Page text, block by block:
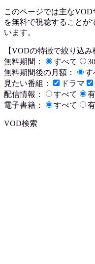
このページでは主なVOD
を無料で視聴することが
います。
【VODの特徴で絞り込み
無料期間：
すべて
無料期間後の月額：
す
見たい番組：
ドラマ
配信情報：
すべて 有
電子書籍：
すべて 有
VOD検索